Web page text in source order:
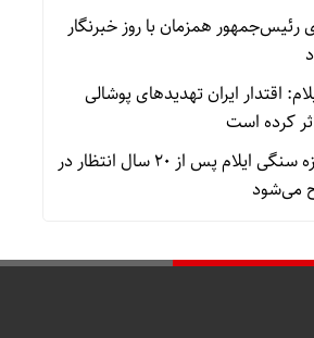
همزمان با روز خبرنگار
اقتدار ایران تهدیدهای پوشالی
کرده است
بزرگترین سازه سنگی ایلام پس از ۲۰ سال انتظار در
می‌شود